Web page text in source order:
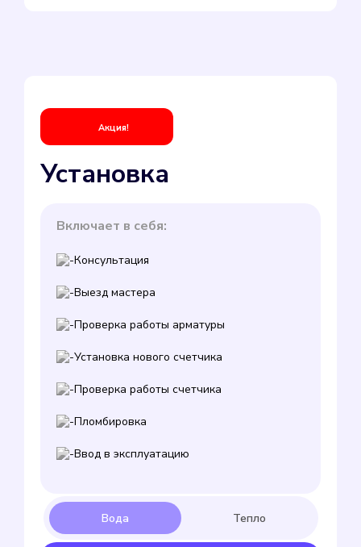
Акция!
Установка
Включает в себя:
Консультация
Выезд мастера
Проверка работы арматуры
Установка нового счетчика
Проверка работы счетчика
Пломбировка
Ввод в эксплуатацию